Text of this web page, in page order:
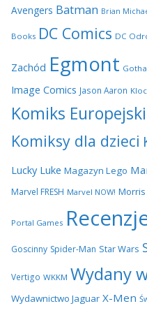
Avengers Batman Brian
Books DC Comics DC
Zachód Egmont
Image Comics Jason Aaron
Komiks Europejski
Komiksy dla dzieci
Lucky Luke Magazyn Lego
Marvel FRESH Marvel NOW! Morris
Portal Games
Goscinny Spider-Man Star Wars
Vertigo WKKM Wydany
Wydawnictwo Jaguar X-Men